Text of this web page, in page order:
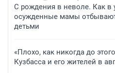
С рождения в неволе. Как в
осужденные мамы
детьми
«Плохо, как никогда до
Кузбасса и его жителей в